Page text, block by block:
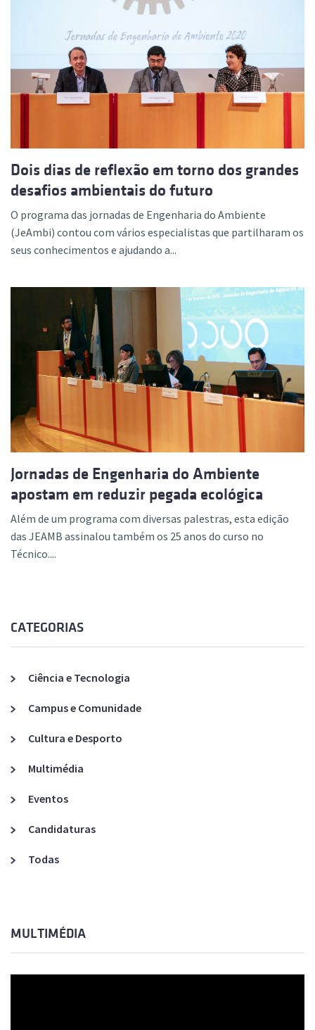
Dois dias de reflexão em torno dos grandes
desafios ambientais do futuro
O programa das jornadas de Engenharia do Ambiente
(JeAmbi) contou com vários especialistas que partilharam os
seus conhecimentos e ajudando a...
Jornadas de Engenharia do Ambiente
apostam em reduzir pegada ecológica
Além de um programa com diversas palestras, esta edição
das JEAMB assinalou também os 25 anos do curso no
Técnico....
CATEGORIAS
Ciência e Tecnologia
Campus e Comunidade
Cultura e Desporto
Multimédia
Eventos
Candidaturas
Todas
MULTIMÉDIA